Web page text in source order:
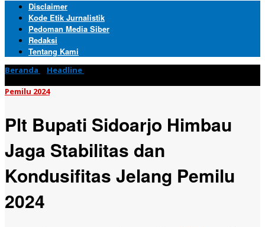
Disclaimer
Kode Etik Jurnalistik
Pedoman Media Siber
Redaksi
Tentang Kami
Beranda Headline
Pemilu 2024
Plt Bupati Sidoarjo Himbau
Jaga Stabilitas dan
Kondusifitas Jelang Pemilu
2024